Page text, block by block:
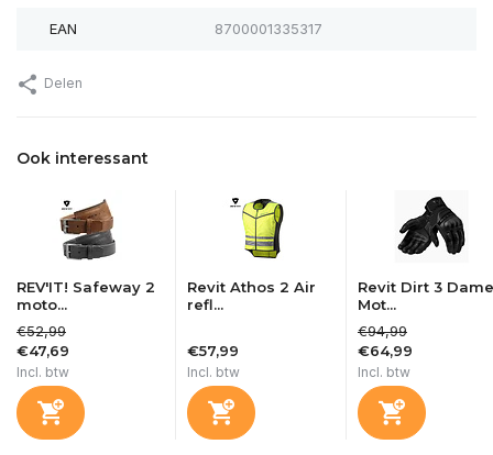
EAN 8700001335317
Delen
Ook interessant
REV'IT! Safeway 2
moto...
€52,99
€47,69
Incl. btw
Revit Athos 2 Air
refl...
€57,99
Incl. btw
Revit Dirt 3
Mot...
€94,99
€64,99
Incl. btw